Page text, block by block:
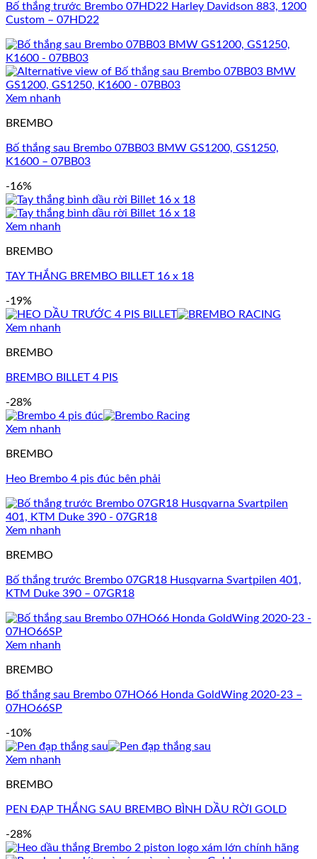
Bố thắng trước Brembo 07HD22 Harley Davidson 883, 1200
Custom – 07HD22
Xem nhanh
BREMBO
Bố thắng sau Brembo 07BB03 BMW GS1200, GS1250,
K1600 – 07BB03
-16%
Xem nhanh
BREMBO
TAY THẮNG BREMBO BILLET 16 x 18
-19%
Xem nhanh
BREMBO
BREMBO BILLET 4 PIS
-28%
Xem nhanh
BREMBO
Heo Brembo 4 pis đúc bên phải
Xem nhanh
BREMBO
Bố thắng trước Brembo 07GR18 Husqvarna Svartpilen 401,
KTM Duke 390 – 07GR18
Xem nhanh
BREMBO
Bố thắng sau Brembo 07HO66 Honda GoldWing 2020-23 –
07HO66SP
-10%
Xem nhanh
BREMBO
PEN ĐẠP THẮNG SAU BREMBO BÌNH DẦU RỜI GOLD
-28%